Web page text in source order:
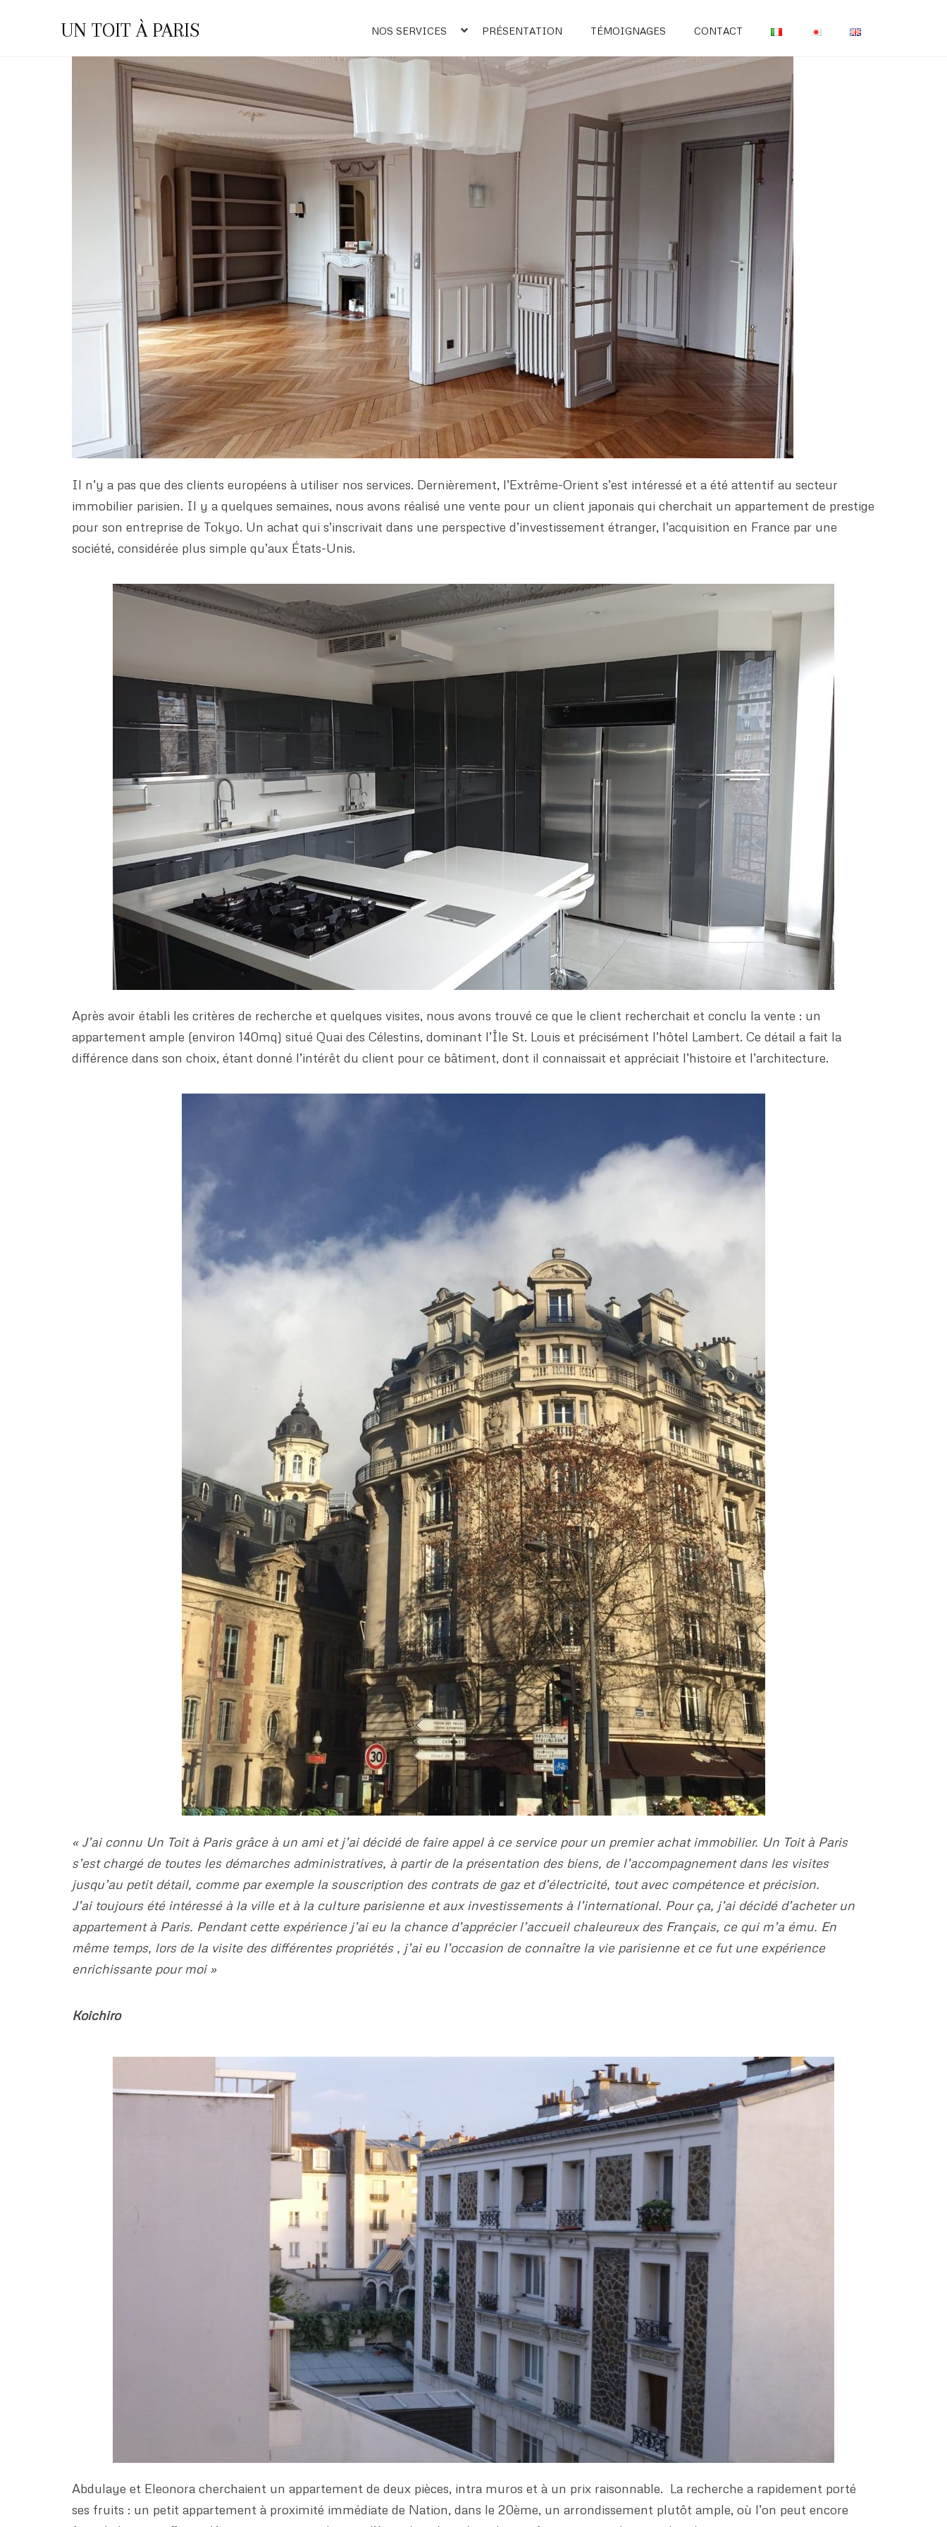
UN TOIT À PARIS NOS SERVICES PRÉSENTATION TÉMOIGNAGES CONTACT
Vous êtes ici :
Il n’y a pas que des clients européens à utiliser nos services. Dernièrement, l’Extrême-Orient s’est intéressé et a été attentif au secteur
immobilier parisien. Il y a quelques semaines, nous avons réalisé une vente pour un client japonais qui cherchait un appartement de prestige
pour son entreprise de Tokyo. Un achat qui s’inscrivait dans une perspective d’investissement étranger, l’acquisition en France par une
société, considérée plus simple qu’aux États-Unis.
Après avoir établi les critères de recherche et quelques visites, nous avons trouvé ce que le client recherchait et conclu la vente : un
appartement ample (environ 140mq) situé Quai des Célestins, dominant l’Île St. Louis et précisément l’hôtel Lambert. Ce détail a fait la
différence dans son choix, étant donné l’intérêt du client pour ce bâtiment, dont il connaissait et appréciait l’histoire et l’architecture.
« J’ai connu Un Toit à Paris grâce à un ami et j’ai décidé de faire appel à ce service pour un premier achat immobilier. Un Toit à Paris
s’est chargé de toutes les démarches administratives, à partir de la présentation des biens, de l’accompagnement dans les visites
jusqu’au petit détail, comme par exemple la souscription des contrats de gaz et d’électricité, tout avec compétence et précision.
J’ai toujours été intéressé à la ville et à la culture parisienne et aux investissements à l’international. Pour ça, j’ai décidé d’acheter un
appartement à Paris. Pendant cette expérience j’ai eu la chance d’apprécier l’accueil chaleureux des Français, ce qui m’a ému. En
même temps, lors de la visite des différentes propriétés , j’ai eu l’occasion de connaître la vie parisienne et ce fut une expérience
enrichissante pour moi »
Koichiro
Abdulaye et Eleonora cherchaient un appartement de deux pièces, intra muros et à un prix raisonnable. La recherche a rapidement porté
ses fruits : un petit appartement à proximité immédiate de Nation, dans le 20ème, un arrondissement plutôt ample, où l’on peut encore